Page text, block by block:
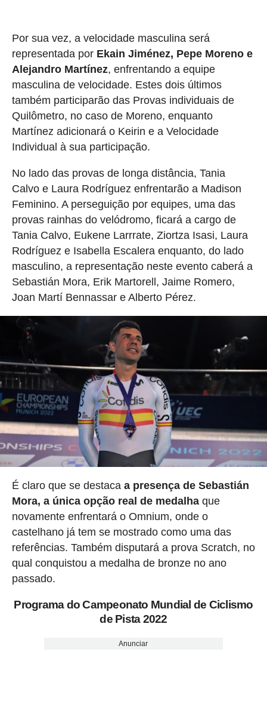
Por sua vez, a velocidade masculina será
representada por Ekain Jiménez, Pepe Moreno e
Alejandro Martínez, enfrentando a equipe
masculina de velocidade. Estes dois últimos
também participarão das Provas individuais de
Quilômetro, no caso de Moreno, enquanto
Martínez adicionará o Keirin e a Velocidade
Individual à sua participação.
No lado das provas de longa distância, Tania
Calvo e Laura Rodríguez enfrentarão a Madison
Feminino. A perseguição por equipes, uma das
provas rainhas do velódromo, ficará a cargo de
Tania Calvo, Eukene Larrrate, Ziortza Isasi, Laura
Rodríguez e Isabella Escalera enquanto, do lado
masculino, a representação neste evento caberá a
Sebastián Mora, Erik Martorell, Jaime Romero,
Joan Martí Bennassar e Alberto Pérez.
É claro que se destaca a presença de Sebastián
Mora, a única opção real de medalha que
novamente enfrentará o Omnium, onde o
castelhano já tem se mostrado como uma das
referências. Também disputará a prova Scratch, no
qual conquistou a medalha de bronze no ano
passado.
Programa do Campeonato Mundial de Ciclismo
de Pista 2022
Anunciar